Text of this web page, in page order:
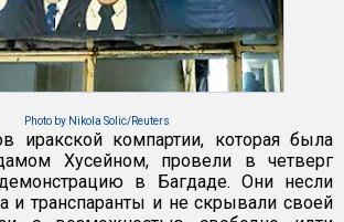
Photo by Nikola Solic/Reuters
иракской компартии, которая была
Хусейном, провели в четверг
в Багдаде. Они несли
и транспаранты и не скрывали своей